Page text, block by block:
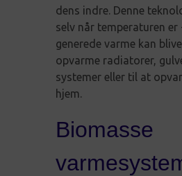
dens indre. Denne
selv når temperaturen er
generede varme kan
opvarme radiatorer,
systemer eller til at
hjem.
Biomasse